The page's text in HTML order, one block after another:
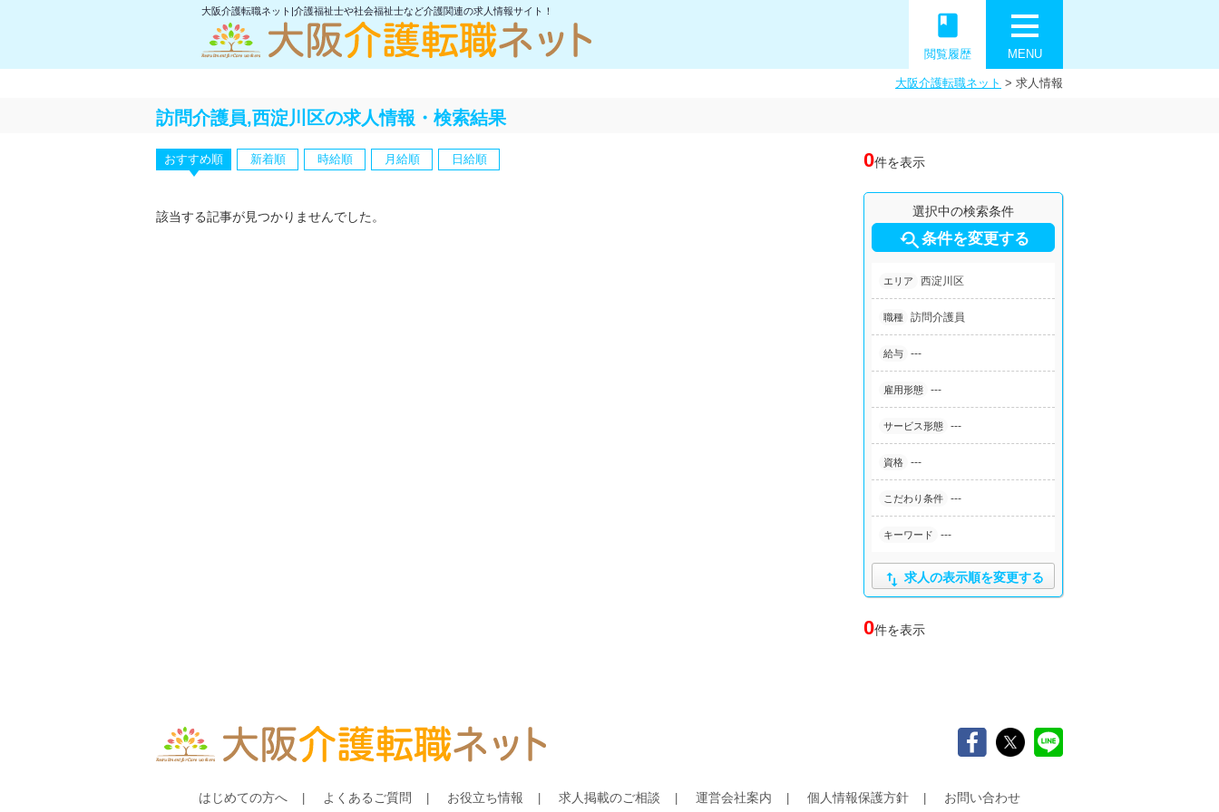
大阪介護転職ネット|介護福祉士や社会福祉士など介護関連の求人情報サイト！
MENU
book
閲覧履歴
大阪介護転職ネット > 求人情報
訪問介護員,西淀川区の求人情報・検索結果
0件を表示
おすすめ順 新着順 時給順 月給順 日給順
選択中の検索条件
条件を変更する
エリア 西淀川区
職種 訪問介護員
給与 ---
雇用形態 ---
サービス形態 ---
資格 ---
こだわり条件 ---
キーワード ---
 求人の表示順を変更する
該当する記事が見つかりませんでした。
0件を表示
はじめての方へ よくあるご質問 お役立ち情報 求人掲載のご相談 運営会社案内 個人情報保護方針 お問い合わせ